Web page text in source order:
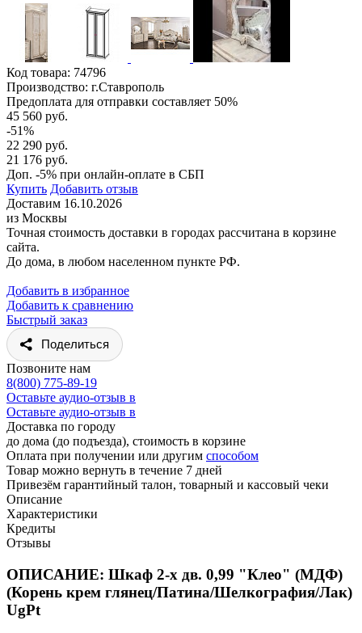
Код товара: 74796
Производство: г.Ставрополь
Предоплата для отправки составляет 50%
45 560 руб.
-51%
22 290 руб.
21 176 руб.
Доп. -5% при онлайн-оплате в СБП
Купить Добавить отзыв
Доставим 16.10.2026
из Москвы
Точная стоимость доставки в городах рассчитана в корзине
сайта.
До дома, в любом населенном пункте РФ.
Добавить в избранное
Добавить к сравнению
Быстрый заказ
Поделиться
Позвоните нам
8(800) 775-89-19
Оставьте аудио-отзыв в
Оставьте аудио-отзыв в
Доставка по городу
до дома (до подъезда), стоимость в корзине
Оплата при получении или другим способом
Товар можно вернуть в течение 7 дней
Привезём гарантийный талон, товарный и кассовый чеки
Описание
Характеристики
Кредиты
Отзывы
ОПИСАНИЕ: Шкаф 2-х дв. 0,99 "Клео" (МДФ)
(Корень крем глянец/Патина/Шелкография/Лак)
UgPt